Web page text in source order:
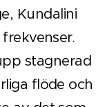
Kundalini
stagnerad
flöde och